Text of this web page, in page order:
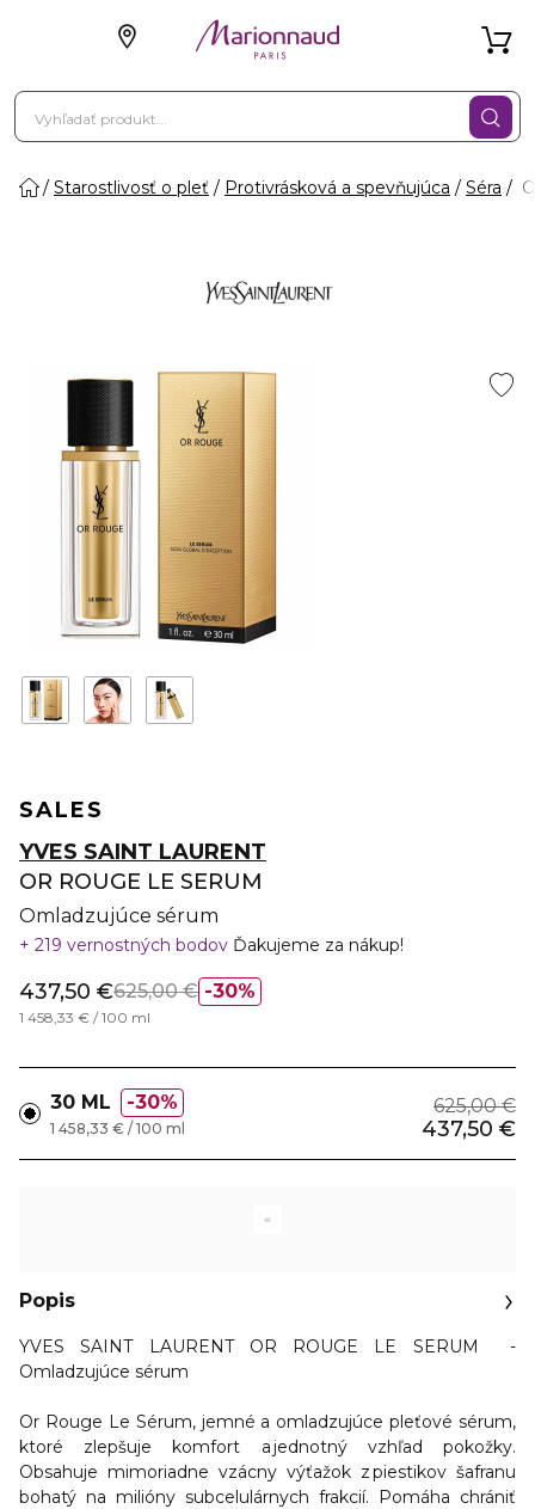
Starostlivosť o pleť Protivrásková a spevňujúca Séra
SALES
YVES SAINT LAURENT
OR ROUGE LE SERUM
Omladzujúce sérum
219 vernostných bodov Ďakujeme za nákup!
30%
437,50 €625,00 €
1 458,33 € / 100 ml
30 ML 30% 625,00 €
437,50 €
1 458,33 € / 100 ml
Popis
YVES SAINT LAURENT OR ROUGE LE SERUM -
Omladzujúce sérum
Or Rouge Le Sérum, jemné a omladzujúce pleťové sérum,
ktoré zlepšuje komfort a jednotný vzhľad pokožky.
Obsahuje mimoriadne vzácny výťažok z piestikov šafranu
bohatý na milióny subcelulárnych frakcií. Pomáha chrániť